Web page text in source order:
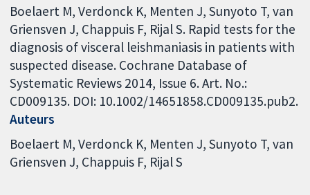
Boelaert M, Verdonck K, Menten J, Sunyoto T, van
Griensven J, Chappuis F, Rijal S. Rapid tests for the
diagnosis of visceral leishmaniasis in patients with
suspected disease. Cochrane Database of
Systematic Reviews 2014, Issue 6. Art. No.:
CD009135. DOI: 10.1002/14651858.CD009135.pub2.
Auteurs
Boelaert M Verdonck K Menten J Sunyoto T van
Griensven J Chappuis F Rijal S